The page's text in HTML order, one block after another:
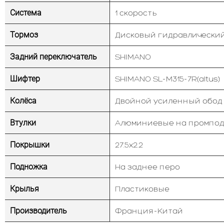
Система 1 скорость
Тормоз Дисковый
Задний переключатель SHIMANO
Шифтер SHIMANO SL-M315-7R(altus)
Колёса Двойной усиленный обод
Втулки Алюминиевые на
Покрышки 27.5х2.2
Подножка На заднее перо
Крылья Пластиковые
Производитель Франция-Китай